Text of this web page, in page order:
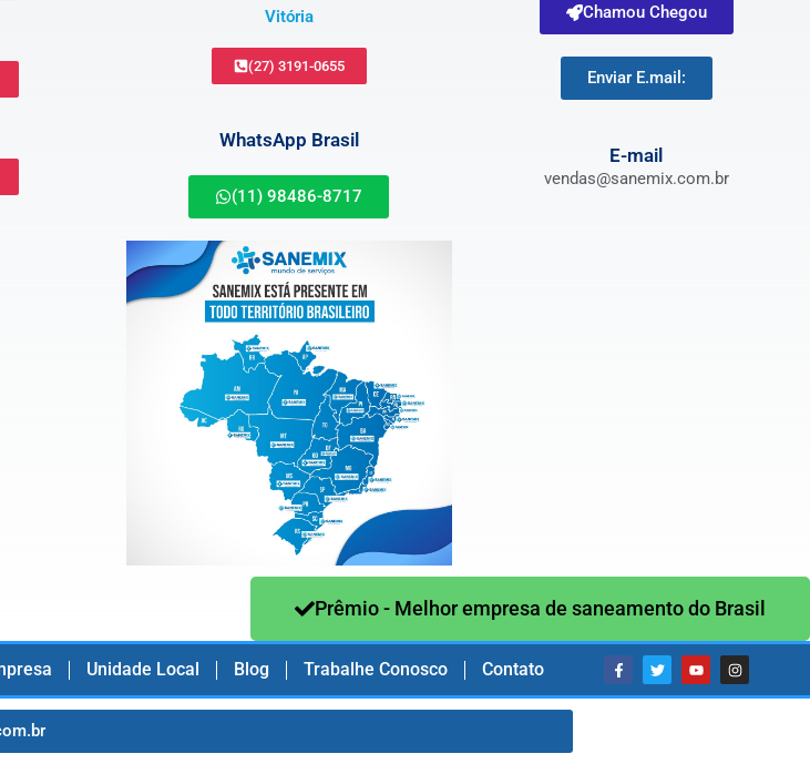
Vitória
(27) 3191-0655
WhatsApp Brasil
(11) 98486-8717
Chamou Chegou
Enviar E.mail:
E-mail
vendas@sanemix.com.br
Prêmio - Melhor empresa de saneamento do Brasil
Unidade Local Blog Trabalhe Conosco Contato